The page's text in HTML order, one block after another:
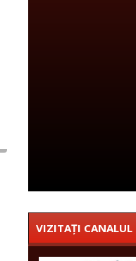
VIZITAȚI CANALUL